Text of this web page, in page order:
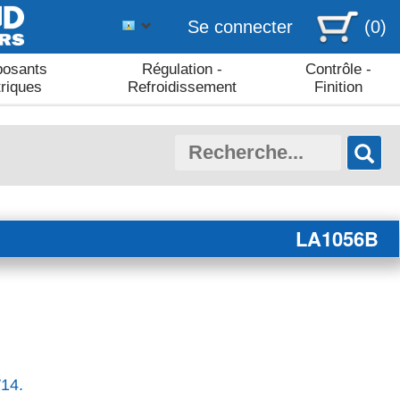
Se connecter (0)
Régulation -
Refroidissement
Contrôle -
Finition
LA1056B